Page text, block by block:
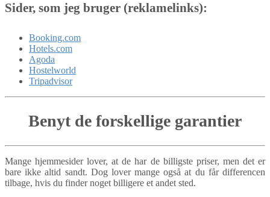
Sider, som jeg bruger (reklamelinks):
Booking.com
Hotels.com
Agoda
Hostelworld
Tripadvisor
Benyt de forskellige garantier
Mange hjemmesider lover, at de har de billigste priser, men det er
bare ikke altid sandt. Dog lover mange også at du får differencen
tilbage, hvis du finder noget billigere et andet sted.